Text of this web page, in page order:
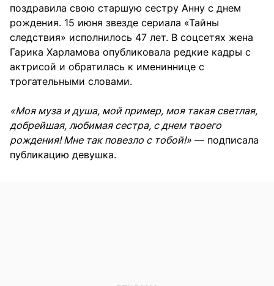
поздравила свою старшую сестру Анну с днем
рождения. 15 июня звезде сериала «Тайны
следствия» исполнилось 47 лет. В соцсетях жена
Гарика Харламова опубликовала редкие кадры с
актрисой и обратилась к имениннице с
трогательными словами.
«Моя муза и душа, мой пример, моя такая светлая,
добрейшая, любимая сестра, с днем твоего
рождения! Мне так повезло с тобой!» — подписала
публикацию девушка.